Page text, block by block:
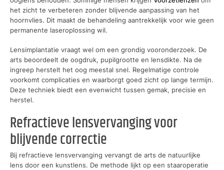
het zicht te verbeteren zonder blijvende aanpassing van het
hoornvlies. Dit maakt de behandeling aantrekkelijk voor wie geen
permanente laseroplossing wil.
Lensimplantatie vraagt wel om een grondig vooronderzoek. De
arts beoordeelt de oogdruk, pupilgrootte en lensdikte. Na de
ingreep herstelt het oog meestal snel. Regelmatige controle
voorkomt complicaties en waarborgt goed zicht op lange termijn.
Deze techniek biedt een evenwicht tussen gemak, precisie en
herstel.
Refractieve lensvervanging voor
blijvende correctie
Bij refractieve lensvervanging vervangt de arts de natuurlijke
lens door een kunstlens. De methode lijkt op een staaroperatie